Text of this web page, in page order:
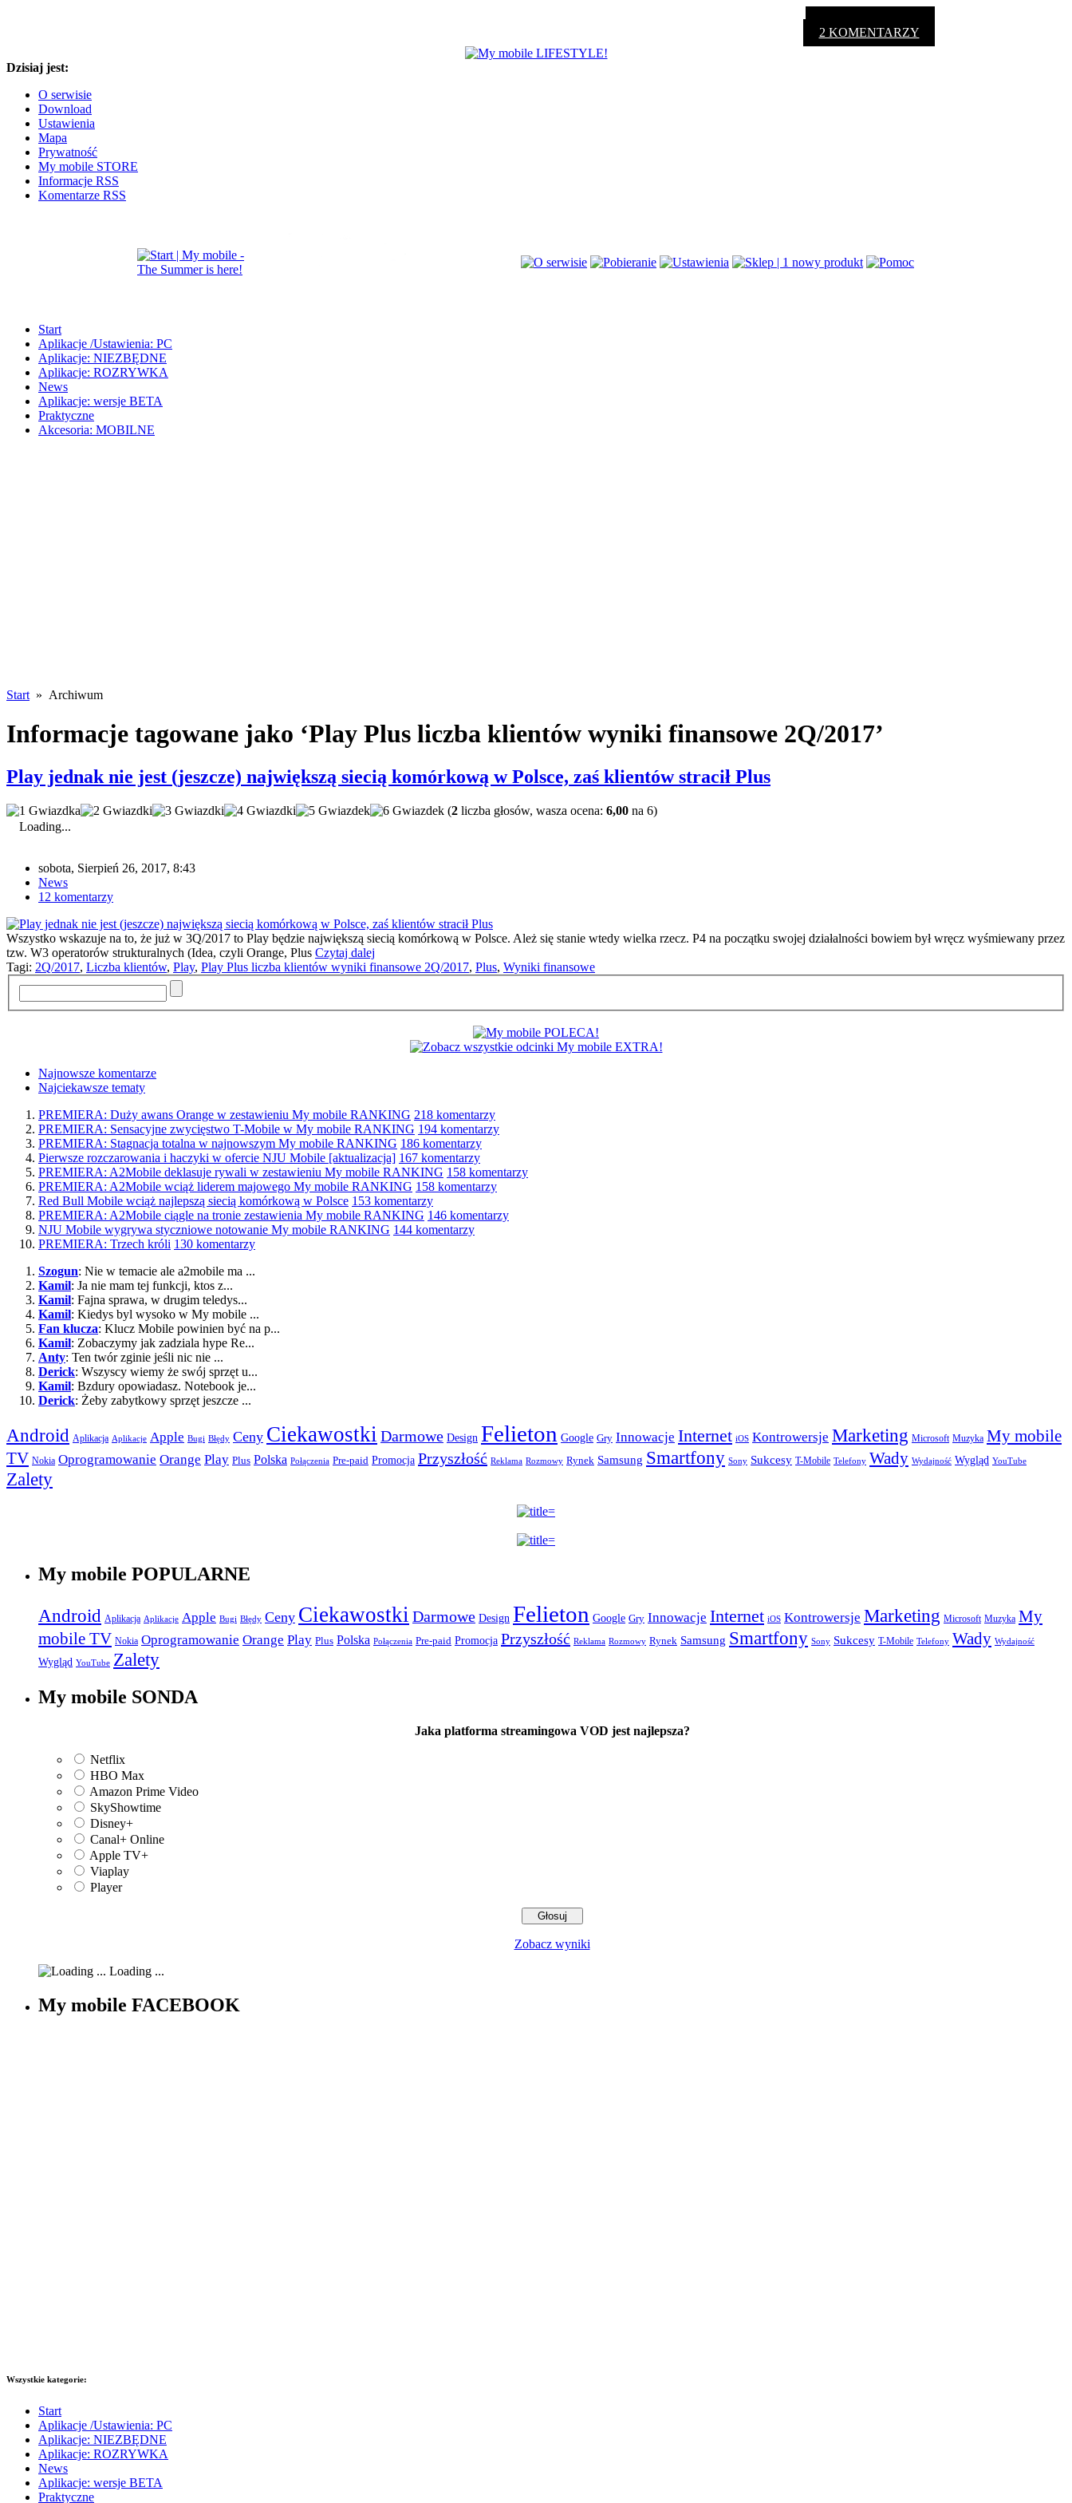
2 KOMENTARZY
Dzisiaj jest:
O serwisie
Download
Ustawienia
Mapa
Prywatność
My mobile STORE
Informacje RSS
Komentarze RSS
Start
Aplikacje /Ustawienia: PC
Aplikacje: NIEZBĘDNE
Aplikacje: ROZRYWKA
News
Aplikacje: wersje BETA
Praktyczne
Akcesoria: MOBILNE
Start » Archiwum
Informacje tagowane jako ‘Play Plus liczba klientów wyniki finansowe 2Q/2017’
Play jednak nie jest (jeszcze) największą siecią komórkową w Polsce, zaś klientów stracił Plus
(2 liczba głosów, wasza ocena: 6,00 na 6)
Loading...
sobota, Sierpień 26, 2017, 8:43
News
12 komentarzy
Wszystko wskazuje na to, że już w 3Q/2017 to Play będzie największą siecią komórkową w Polsce. Ależ się stanie wtedy wielka rzecz. P4 na początku swojej działalności bowiem był wręcz wyśmiewany przez
tzw. W3 operatorów strukturalnych (Idea, czyli Orange, Plus Czytaj dalej
Tagi: 2Q/2017, Liczba klientów, Play, Play Plus liczba klientów wyniki finansowe 2Q/2017, Plus, Wyniki finansowe
Najnowsze komentarze
Najciekawsze tematy
PREMIERA: Duży awans Orange w zestawieniu My mobile RANKING 218 komentarzy
PREMIERA: Sensacyjne zwycięstwo T-Mobile w My mobile RANKING 194 komentarzy
PREMIERA: Stagnacja totalna w najnowszym My mobile RANKING 186 komentarzy
Pierwsze rozczarowania i haczyki w ofercie NJU Mobile [aktualizacja] 167 komentarzy
PREMIERA: A2Mobile deklasuje rywali w zestawieniu My mobile RANKING 158 komentarzy
PREMIERA: A2Mobile wciąż liderem majowego My mobile RANKING 158 komentarzy
Red Bull Mobile wciąż najlepszą siecią komórkową w Polsce 153 komentarzy
PREMIERA: A2Mobile ciągle na tronie zestawienia My mobile RANKING 146 komentarzy
NJU Mobile wygrywa styczniowe notowanie My mobile RANKING 144 komentarzy
PREMIERA: Trzech króli 130 komentarzy
Szogun: Nie w temacie ale a2mobile ma ...
Kamil: Ja nie mam tej funkcji, ktos z...
Kamil: Fajna sprawa, w drugim teledys...
Kamil: Kiedys byl wysoko w My mobile ...
Fan klucza: Klucz Mobile powinien być na p...
Kamil: Zobaczymy jak zadziala hype Re...
Anty: Ten twór zginie jeśli nic nie ...
Derick: Wszyscy wiemy że swój sprzęt u...
Kamil: Bzdury opowiadasz. Notebook je...
Derick: Żeby zabytkowy sprzęt jeszcze ...
Android Aplikacja Aplikacje Apple Bugi Błędy Ceny Ciekawostki Darmowe Design Felieton Google Gry Innowacje Internet iOS Kontrowersje Marketing Microsoft Muzyka My mobile
TV Nokia Oprogramowanie Orange Play Plus Polska Połączenia Pre-paid Promocja Przyszłość Reklama Rozmowy Rynek Samsung Smartfony Sony Sukcesy T-Mobile Telefony Wady Wydajność Wygląd YouTube
Zalety
My mobile POPULARNE
Android Aplikacja Aplikacje Apple Bugi Błędy Ceny Ciekawostki Darmowe Design Felieton Google Gry Innowacje Internet iOS Kontrowersje Marketing Microsoft Muzyka My
mobile TV Nokia Oprogramowanie Orange Play Plus Polska Połączenia Pre-paid Promocja Przyszłość Reklama Rozmowy Rynek Samsung Smartfony Sony Sukcesy T-Mobile Telefony Wady Wydajność
Wygląd YouTube Zalety
My mobile SONDA
Jaka platforma streamingowa VOD jest najlepsza?
Netflix
HBO Max
Amazon Prime Video
SkyShowtime
Disney+
Canal+ Online
Apple TV+
Viaplay
Player
Zobacz wyniki
Loading ...
My mobile FACEBOOK
Wszystkie kategorie:
Start
Aplikacje /Ustawienia: PC
Aplikacje: NIEZBĘDNE
Aplikacje: ROZRYWKA
News
Aplikacje: wersje BETA
Praktyczne